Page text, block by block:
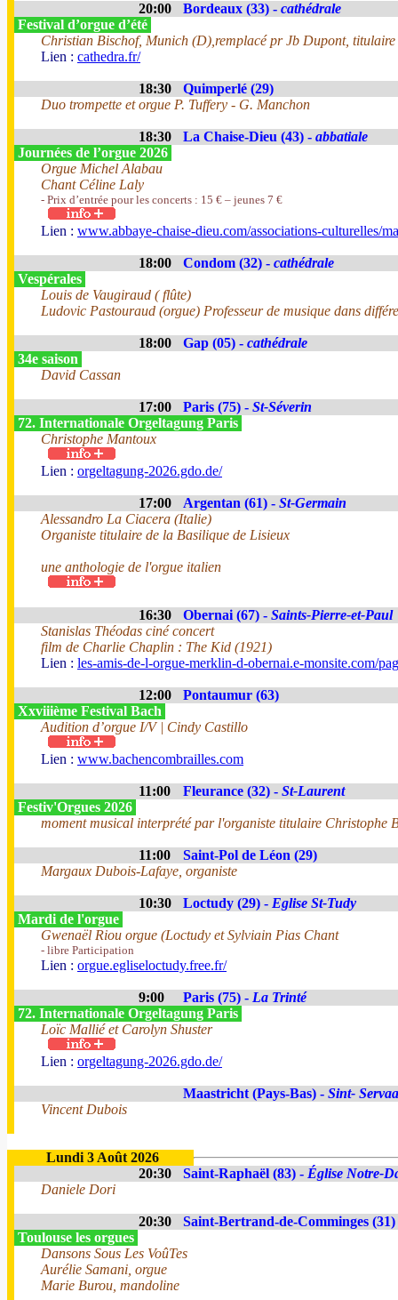
20:00 Bordeaux (33) - cathédrale
Festival d’orgue d’été
Christian Bischof, Munich (D),remplacé pr Jb Dupont, titulaire
Lien : cathedra.fr/
18:30
Quimperlé (29)
Duo trompette et orgue P. Tuffery - G. Manchon
18:30 La Chaise-Dieu (43) - abbatiale
Journées de l’orgue 2026
Orgue Michel Alabau
Chant Céline Laly
- Prix d’entrée pour les concerts : 15 € – jeunes 7 €
Lien : www.abbaye-chaise-dieu.com/associations-culturelles/
18:00 Condom (32) - cathédrale
Vespérales
Louis de Vaugiraud ( flûte)
Ludovic Pastouraud (orgue) Professeur de musique dans
18:00 Gap (05) - cathédrale
34e saison
David Cassan
17:00 Paris (75) - St-Séverin
72. Internationale Orgeltagung Paris
Christophe Mantoux
Lien : orgeltagung-2026.gdo.de/
17:00 Argentan (61) - St-Germain
Alessandro La Ciacera (Italie)
Organiste titulaire de la Basilique de Lisieux
une anthologie de l'orgue italien
16:30 Obernai (67) - Saints-Pierre-et-Paul
Stanislas Théodas ciné concert
film de Charlie Chaplin : The Kid (1921)
Lien : les-amis-de-l-orgue-merklin-d-obernai.e-monsite.com/
12:00
Pontaumur (63)
Xxviiième Festival Bach
Audition d’orgue I/V | Cindy Castillo
Lien : www.bachencombrailles.com
11:00 Fleurance (32) - St-Laurent
Festiv'Orgues 2026
moment musical interprété par l'organiste titulaire Christophe
11:00
Saint-Pol de Léon (29)
Margaux Dubois-Lafaye, organiste
10:30 Loctudy (29) - Eglise St-Tudy
Mardi de l'orgue
Gwenaël Riou orgue (Loctudy et Sylviain Pias Chant
- libre Participation
Lien : orgue.egliseloctudy.free.fr/
9:00 Paris (75) - La Trinté
72. Internationale Orgeltagung Paris
Loïc Mallié et Carolyn Shuster
Lien : orgeltagung-2026.gdo.de/
Maastricht (Pays-Bas) - Sint-
Vincent Dubois
Lundi 3 Août 2026
20:30
Saint-Raphaël (83) - Église Notre-
Daniele Dori
20:30
Saint-Bertrand-de-Comminges
Toulouse les orgues
Dansons Sous Les VoûTes
Aurélie Samani, orgue
Marie Burou, mandoline